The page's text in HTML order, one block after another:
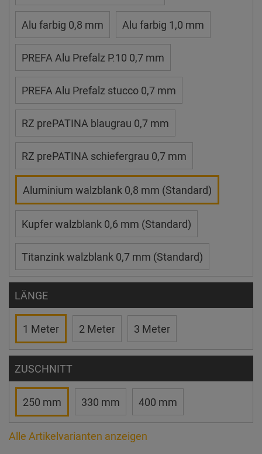
Alu farbig 0,8 mm Alu farbig 1,0 mm
PREFA Alu Prefalz P.10 0,7 mm
PREFA Alu Prefalz stucco 0,7 mm
RZ prePATINA blaugrau 0,7 mm
RZ prePATINA schiefergrau 0,7 mm
Aluminium walzblank 0,8 mm (Standard)
Kupfer walzblank 0,6 mm (Standard)
Titanzink walzblank 0,7 mm (Standard)
LÄNGE
1 Meter 2 Meter 3 Meter
ZUSCHNITT
250 mm 330 mm 400 mm
Alle Artikelvarianten anzeigen